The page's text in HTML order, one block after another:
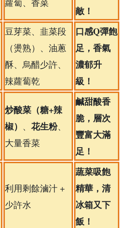
敵！
豆芽菜、韭菜段
（燙熟）、油蔥
酥、烏醋少許、
辣蘿蔔乾
口感Q彈飽
足，香氣
濃郁升
級！
炒酸菜（糖+辣
椒） 、 花生粉、
大量香菜
鹹甜酸香
脆，層次
豐富大滿
足！
利用剩餘滷汁 +
少許水
蔬菜吸飽
精華，清
冰箱又下
飯！